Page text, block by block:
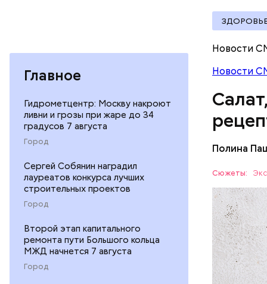
Главное
Гидрометцентр: Москву накроют
ливни и грозы при жаре до 34
градусов 7 августа
Город
Сергей Собянин наградил
лауреатов конкурса лучших
строительных проектов
Город
Второй этап капитального
ремонта пути Большого кольца
МЖД начнется 7 августа
Город
Новости
Новости
Полина
Сюжеты:
ЕДА